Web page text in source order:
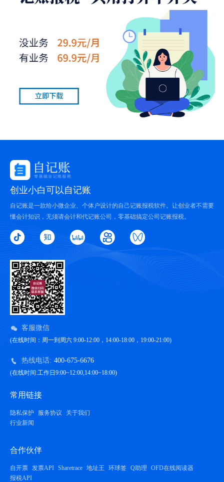
创业小白可以自记账
自记账是一款给小微企业、个体户设计的自己记账报税软件。让创业者不需要
懂会计知识，无须请会计和代记账公司，零基础搞定公司记账报税。
客服微信
(在线时间：周一到周六 9:00-12:00，14:00-18:00，19:00-21:00)
热线电话: 400-675-6676
(在线时间:工作日9:00~12:00,14:00~18:00)
常用链接
隐私保护 服务协议
关于我们
行业新闻
合作伙伴
自开票 发票API Sharetrace 地址王 环球签 Q助理
OFD在线阅读器
报税API